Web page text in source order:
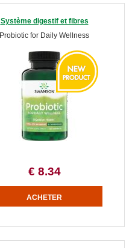
Système digestif et fibres
Probiotic for Daily Wellness
€ 8.34